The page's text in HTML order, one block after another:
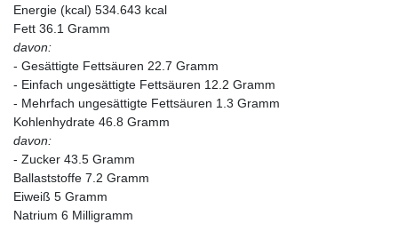
Energie (kcal) 534.643 kcal
Fett 36.1 Gramm
davon:
- Gesättigte Fettsäuren 22.7 Gramm
- Einfach ungesättigte Fettsäuren 12.2 Gramm
- Mehrfach ungesättigte Fettsäuren 1.3 Gramm
Kohlenhydrate 46.8 Gramm
davon:
- Zucker 43.5 Gramm
Ballaststoffe 7.2 Gramm
Eiweiß 5 Gramm
Natrium 6 Milligramm